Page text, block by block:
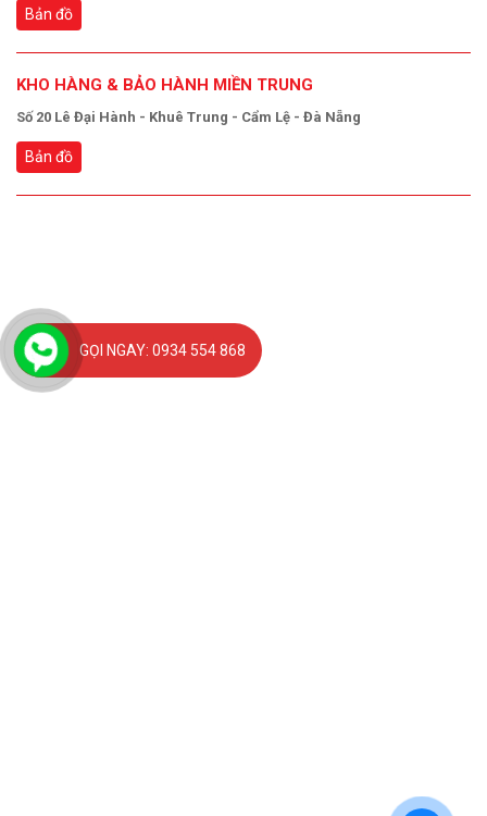
Bản đồ
KHO HÀNG & BẢO HÀNH MIỀN TRUNG
Số 20 Lê Đại Hành - Khuê Trung - Cẩm Lệ - Đà Nẵng
Bản đồ
GỌI NGAY: 0934 554 868